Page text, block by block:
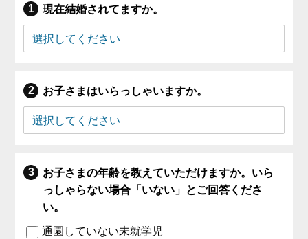
現在結婚されてますか。
お子さまはいらっしゃいますか。
お子さまの年齢を教えていただけますか。いら
っしゃらない場合「いない」とご回答くださ
い。
通園していない未就学児